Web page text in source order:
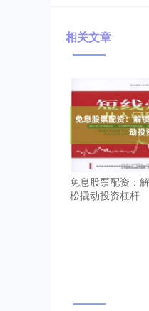
相关文章
免息股票配资：
松撬动投资杠杆